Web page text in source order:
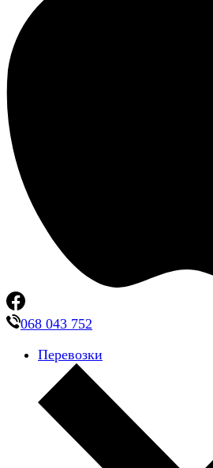
068 043 752
Перевозки